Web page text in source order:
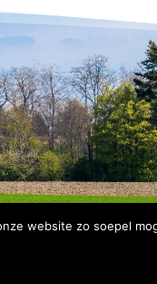
© 2026
website zo soepel